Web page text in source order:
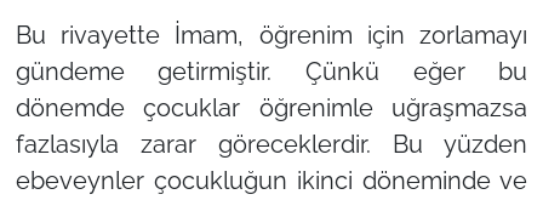
Bu rivayette İmam, öğrenim için zorlamayı
gündeme getirmiştir. Çünkü eğer bu
dönemde çocuklar öğrenimle uğraşmazsa
fazlasıyla zarar göreceklerdir. Bu yüzden
ebeveynler çocukluğun ikinci döneminde ve